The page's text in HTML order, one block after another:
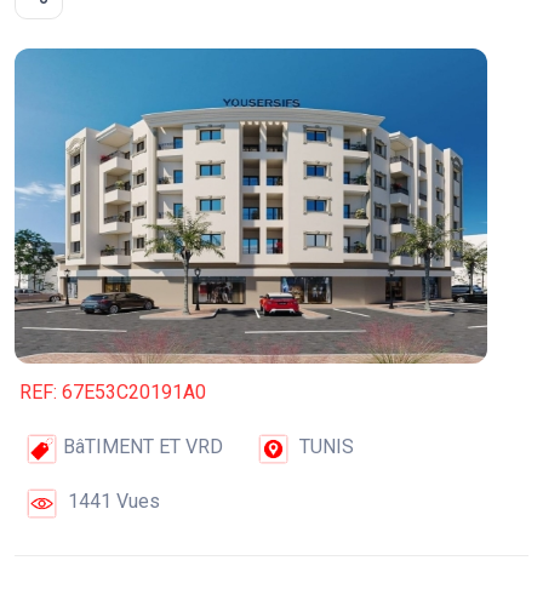
REF: 67E53C20191A0
BâTIMENT ET VRD TUNIS
1441 Vues